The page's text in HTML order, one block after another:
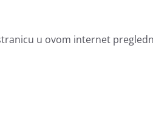
u ovom internet